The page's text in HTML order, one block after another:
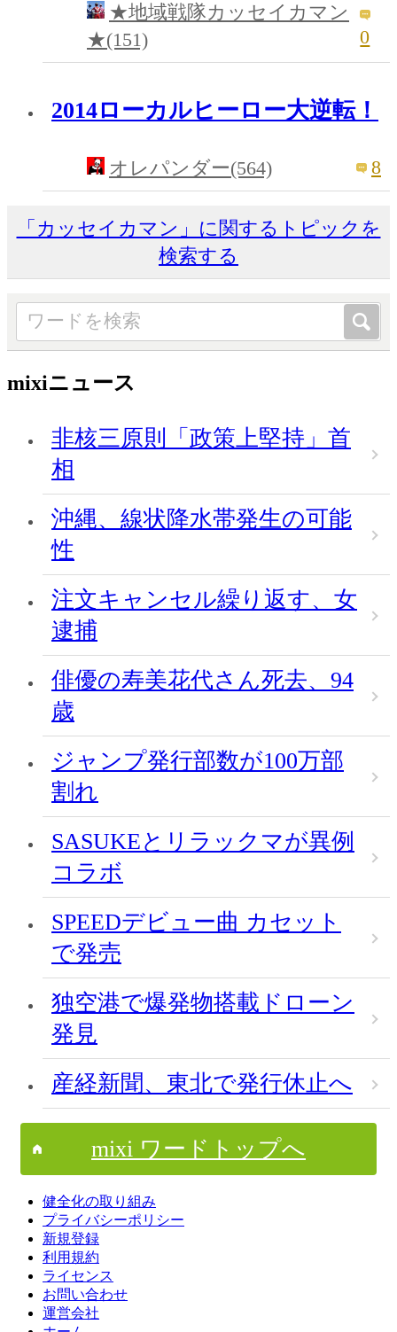
★地域戦隊カッセイカマン
★(151)
0
2014ローカルヒーロー大逆転！
オレパンダー(564) 8
「カッセイカマン」に関するトピックを
検索する
mixiニュース
非核三原則「政策上堅持」首
相
沖縄、線状降水帯発生の可能
性
注文キャンセル繰り返す、女
逮捕
俳優の寿美花代さん死去、94
歳
ジャンプ発行部数が100万部
割れ
SASUKEとリラックマが異例
コラボ
SPEEDデビュー曲 カセット
で発売
独空港で爆発物搭載ドローン
発見
産経新聞、東北で発行休止へ
mixi ワードトップへ
健全化の取り組み
プライバシーポリシー
新規登録
利用規約
ライセンス
お問い合わせ
運営会社